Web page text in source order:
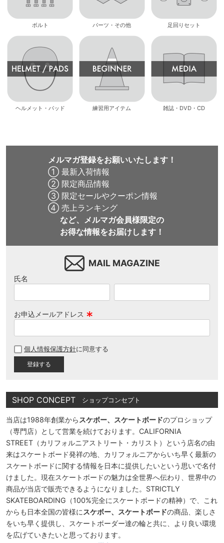
ボルト パーツ・その他 足回りセット
ヘルメット・パッド 練習用アイテム 雑誌・DVD・CD
メルマガ登録をお願いいたします！
① 最新入荷情報
② 限定商品情報
③ 限定セールやクーポン情報
④ 売上ランキング
など、メルマガ会員様限定の
お得な情報をお届けします！
MAIL MAGAZINE
氏名
お申込メールアドレス
須
個人情報保護方針に同意する
SHOP CONCEPT ショップコンセプト
当店は1988年創業から スケボー、スケートボードのプロショップ
（専門店）として営業を続けております。CALIFORNIA
STREET（カリフォルニアストリート・カリスト）という店名の由
来はスケートボード発祥の地、カリフォルニアからいち早く最新の
スケートボードに関する情報を日本に提供したいという思いで名付
けました。現在スケートボードの魅力は全世界へ伝わり、世界中の
商品が当店で販売できるようになりました。STRICTLY
SKATEBOARDING（100%完全にスケートボードの精神）で、これ
からも日本全国の皆様に スケボー、スケートボードの商品、楽しさ
をいち早く提供し、スケートボーダー達の輪と共に、より良い環境
を広げていきたいと思っております。